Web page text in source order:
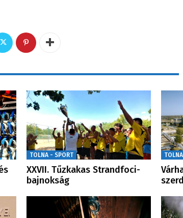
TOLNA - SPORT
XXVII. Tűzkakas Strandfoci-
bajnokság